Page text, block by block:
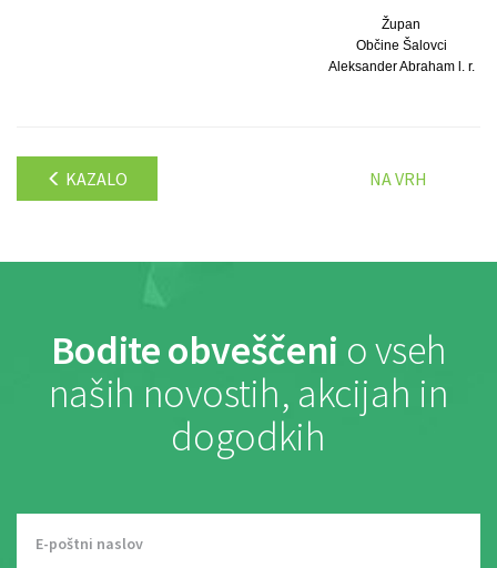
Župan
Občine Šalovci
Aleksander Abraham l. r.
KAZALO NA VRH
Bodite obveščeni o vseh
naših novostih, akcijah in
dogodkih